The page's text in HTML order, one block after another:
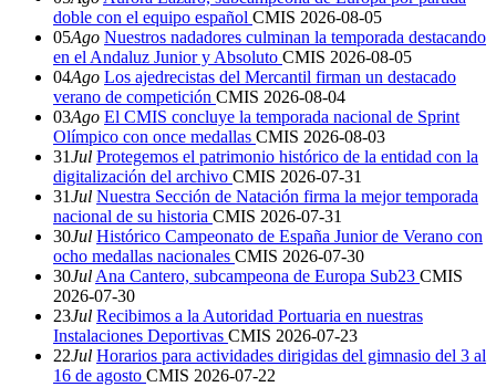
doble con el equipo español CMIS 2026-08-05
05Ago Nuestros nadadores culminan la temporada destacando
en el Andaluz Junior y Absoluto CMIS 2026-08-05
04Ago Los ajedrecistas del Mercantil firman un destacado
verano de competición CMIS 2026-08-04
03Ago El CMIS concluye la temporada nacional de Sprint
Olímpico con once medallas CMIS 2026-08-03
31Jul Protegemos el patrimonio histórico de la entidad con la
digitalización del archivo CMIS 2026-07-31
31Jul Nuestra Sección de Natación firma la mejor temporada
nacional de su historia CMIS 2026-07-31
30Jul Histórico Campeonato de España Junior de Verano con
ocho medallas nacionales CMIS 2026-07-30
30Jul Ana Cantero, subcampeona de Europa Sub23 CMIS
2026-07-30
23Jul Recibimos a la Autoridad Portuaria en nuestras
Instalaciones Deportivas CMIS 2026-07-23
22Jul Horarios para actividades dirigidas del gimnasio del 3 al
16 de agosto CMIS 2026-07-22